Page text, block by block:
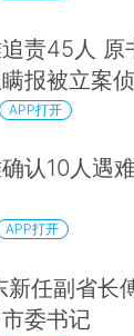
责45人 原
报被立案
APP打开
认10人遇
APP打开
新任副省长
委书记